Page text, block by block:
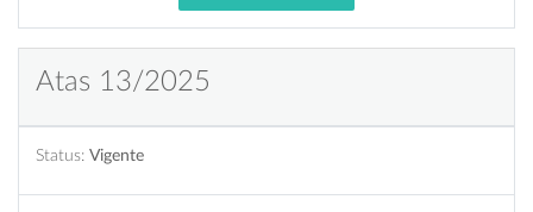
Atas 13/2025
Status: Vigente